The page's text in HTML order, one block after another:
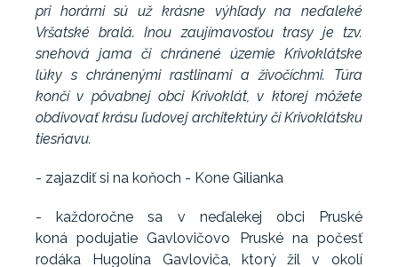
pri horárni sú už krásne výhľady na neďaleké
Vršatské bralá. Inou zaujímavosťou trasy je tzv.
snehová jama či chránené územie Krivoklátske
lúky s chránenými rastlinami a živočíchmi. Túra
končí v pôvabnej obci Krivoklát, v ktorej môžete
obdivovať krásu ľudovej architektúry či Krivoklátsku
tiesňavu.
- zajazdiť si na koňoch - Kone Gilianka
- každoročne sa v neďalekej obci Pruské
koná podujatie Gavlovičovo Pruské na počesť
rodáka Hugolína Gavloviča, ktorý žil v okolí